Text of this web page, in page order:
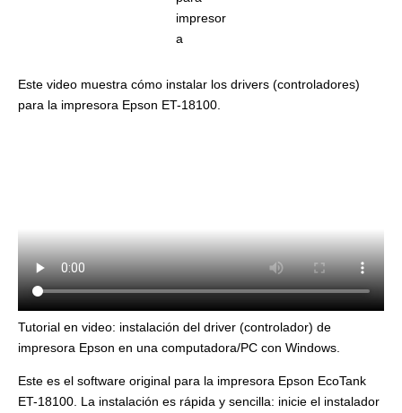
Este video muestra cómo instalar los drivers (controladores)
para la impresora Epson ET-18100.
Tutorial en video: instalación del driver (controlador) de
impresora Epson en una computadora/PC con Windows.
Este es el software original para la impresora Epson EcoTank
ET-18100. La instalación es rápida y sencilla: inicie el instalador